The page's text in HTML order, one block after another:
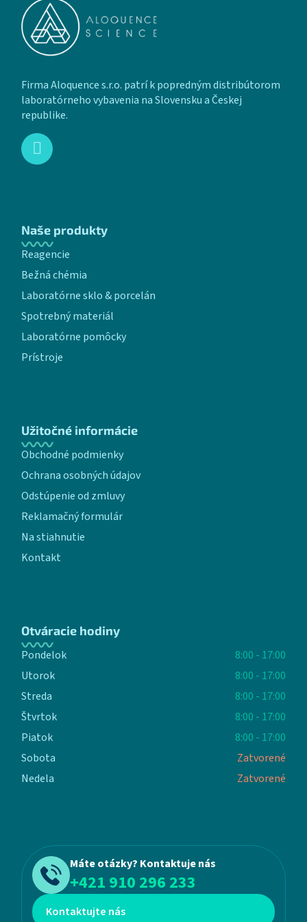
Firma Aloquence s.r.o. patrí k popredným distribútorom
laboratórneho vybavenia na Slovensku a Českej
republike.
Naše produkty
Reagencie
Bežná chémia
Laboratórne sklo & porcelán
Spotrebný materiál
Laboratórne pomôcky
Prístroje
Užitočné informácie
Obchodné podmienky
Ochrana osobných údajov
Odstúpenie od zmluvy
Reklamačný formulár
Na stiahnutie
Kontakt
Otváracie hodiny
Pondelok
8:00 - 17:00
Utorok
8:00 - 17:00
Streda
8:00 - 17:00
Štvrtok
8:00 - 17:00
Piatok
8:00 - 17:00
Sobota
Zatvorené
Nedela
Zatvorené
Máte otázky? Kontaktuje nás
+421 910 296 233
Kontaktujte nás